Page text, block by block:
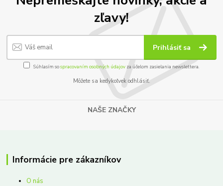
zľavy!
Prihlásiť sa
Súhlasím sospracovaním osobných údajov za účelom zasielania newslettera.
Môžete sa kedykoľvek odhlásiť.
NAŠE ZNAČKY
Informácie pre zákazníkov
O nás